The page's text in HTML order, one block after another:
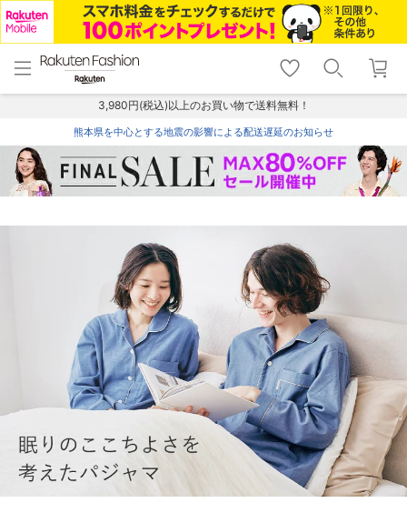
menu home
トップ
shopping_cart lock_outline
ログイン
3,980円(税込)以上のお買い物で送料無料！
熊本県を中心とする地震の影響による配送遅延のお知らせ